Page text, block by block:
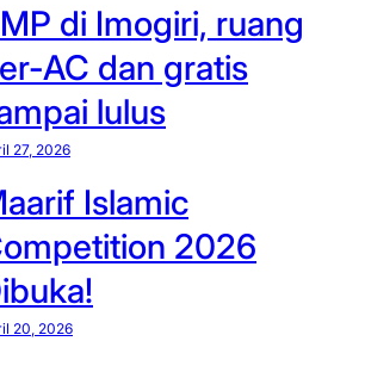
di Imogiri, ruang
AC dan gratis
lulus
27, 2026
Islamic
2026
20, 2026